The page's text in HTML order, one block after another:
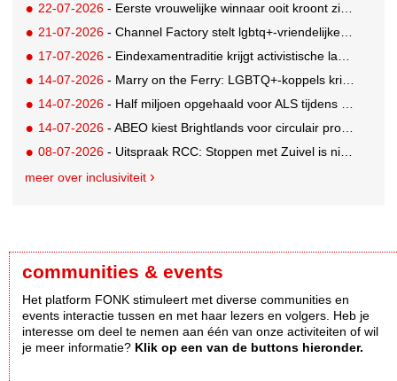
22-07-2026 - Eerste vrouwelijke winnaar ooit kroont zich tot beste grunter van Nederland
21-07-2026 - Channel Factory stelt lgbtq+-vriendelijke inclusion list beschikbaar
17-07-2026 - Eindexamentraditie krijgt activistische lading tegen menstruatiearmoede
14-07-2026 - Marry on the Ferry: LGBTQ+-koppels krijgen de kans om hun huwelijksgeloften te hernieuwen op een wel heel bijzondere locatie
14-07-2026 - Half miljoen opgehaald voor ALS tijdens eerste Rotterdamse TriALSon
14-07-2026 - ABEO kiest Brightlands voor circulair productontwerp in de sportsector
08-07-2026 - Uitspraak RCC: Stoppen met Zuivel is niet misleidend
meer over inclusiviteit
communities & events
Het platform FONK stimuleert met diverse communities en
events interactie tussen en met haar lezers en volgers. Heb je
interesse om deel te nemen aan één van onze activiteiten of wil
je meer informatie? Klik op een van de buttons hieronder.